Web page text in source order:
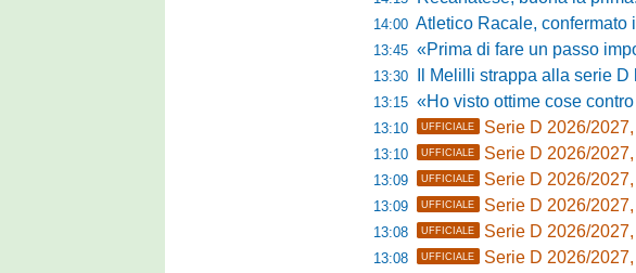
14:00 Atletico Racale,
13:45 «Prima di fare un passo importante dobbiamo decidere
13:30 Il Melilli strappa alla serie D
13:15 «Ho visto ottime cose contro una squadra di
13:10 UFFICIALE Serie D 2026/
13:10 UFFICIALE Serie D 2026/
13:09 UFFICIALE Serie D 2026/
13:09 UFFICIALE Serie D 2026/
13:08 UFFICIALE Serie D 2026/
13:08 UFFICIALE Serie D 2026/